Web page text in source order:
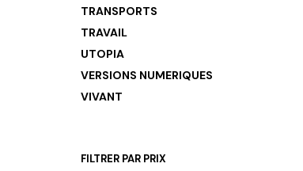
TRANSPORTS
TRAVAIL
UTOPIA
VERSIONS NUMERIQUES
VIVANT
FILTRER PAR PRIX